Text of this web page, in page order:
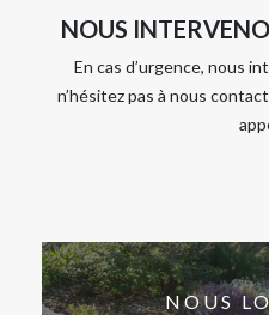
NOUS
En cas d’urgence, nous
n’hésitez pas à nous
NOUS